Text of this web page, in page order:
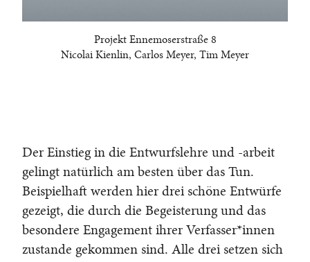
Projekt Ennemoserstraße 8
Nicolai Kienlin, Carlos Meyer, Tim Meyer
Der Einstieg in die Entwurfslehre und -arbeit
gelingt natürlich am besten über das Tun.
Beispielhaft werden hier drei schöne Entwürfe
gezeigt, die durch die Begeisterung und das
besondere Engagement ihrer Verfasser*innen
zustande gekommen sind. Alle drei setzen sich